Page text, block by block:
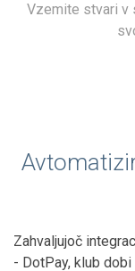
Vzemite stvari v
Zahvaljujoč
- DotPay, klub